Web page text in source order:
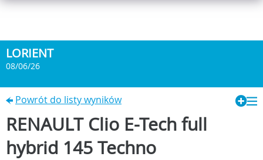
LORIENT
08/06/26
Powrót do listy wyników
RENAULT Clio E-Tech full
hybrid 145 Techno